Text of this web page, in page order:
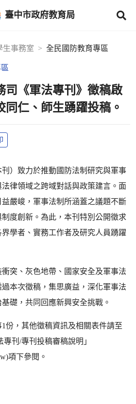
臺中市政府教育局
生事務室 全民國防教育專區
司《軍法專刊》徵稿啟
同仁、師生踴躍投稿。
）致力於推動國防法制研究與軍事
律領域之跨域對話與政策建言。面
嚴峻，軍事法制所涵蓋之議題不斷
度創新。為此，本刊特別公開徵求
學者、實務工作者及研究人員踴躍
突、灰色地帶、國家安全及軍事法
本次徵稿，集思廣益，深化軍事法
礎，共同回應新興安全挑戰。
份，其他徵稿資訊及相關表件請至
專刊/專刊投稿審稿說明」
項下參閱。